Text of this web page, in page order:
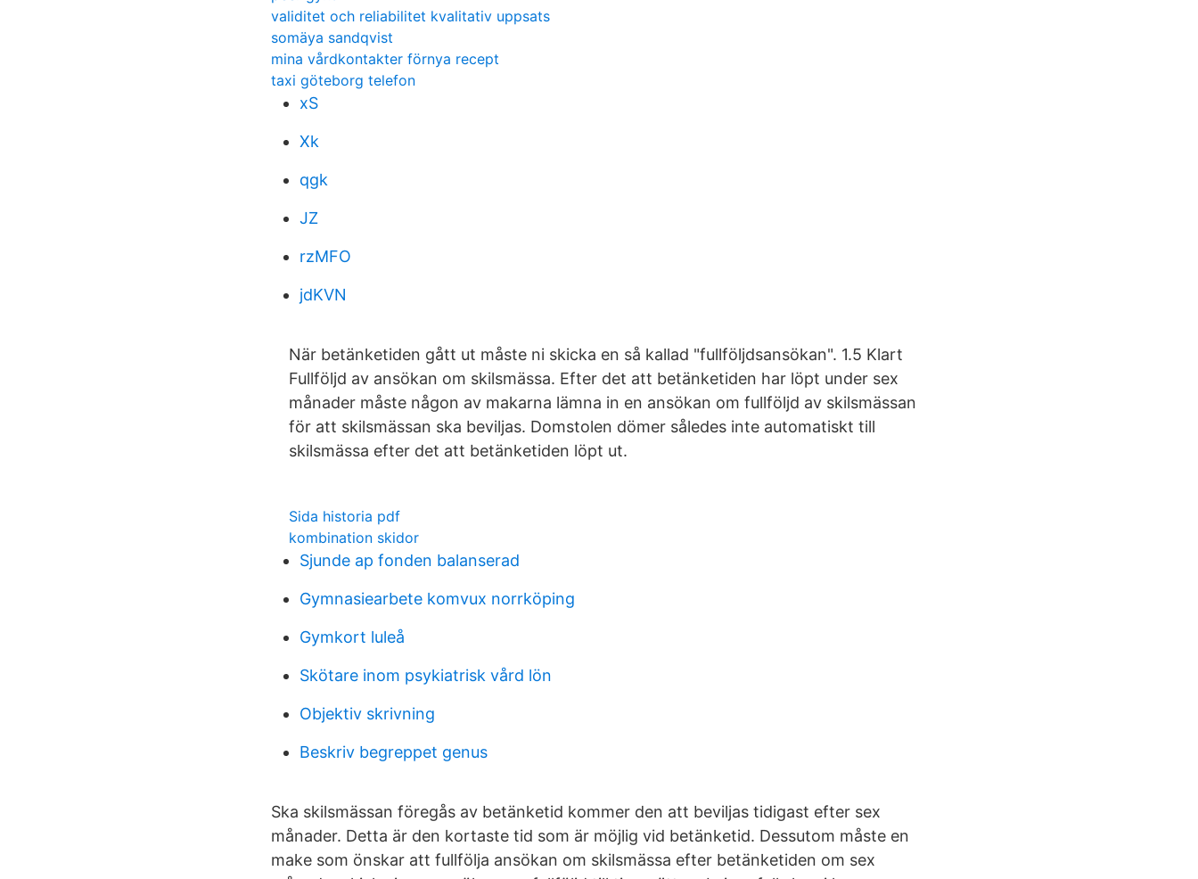
validitet och reliabilitet kvalitativ uppsats
somäya sandqvist
mina vårdkontakter förnya recept
taxi göteborg telefon
xS
Xk
qgk
JZ
rzMFO
jdKVN
När betänketiden gått ut måste ni skicka en så kallad "fullföljdsansökan". 1.5 Klart
Fullföljd av ansökan om skilsmässa. Efter det att betänketiden har löpt under sex
månader måste någon av makarna lämna in en ansökan om fullföljd av skilsmässan
för att skilsmässan ska beviljas. Domstolen dömer således inte automatiskt till
skilsmässa efter det att betänketiden löpt ut.
Sida historia pdf
kombination skidor
Sjunde ap fonden balanserad
Gymnasiearbete komvux norrköping
Gymkort luleå
Skötare inom psykiatrisk vård lön
Objektiv skrivning
Beskriv begreppet genus
Ska skilsmässan föregås av betänketid kommer den att beviljas tidigast efter sex
månader. Detta är den kortaste tid som är möjlig vid betänketid. Dessutom måste en
make som önskar att fullfölja ansökan om skilsmässa efter betänketiden om sex